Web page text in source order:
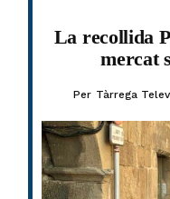
La recollida
mercat
Per Tàrrega